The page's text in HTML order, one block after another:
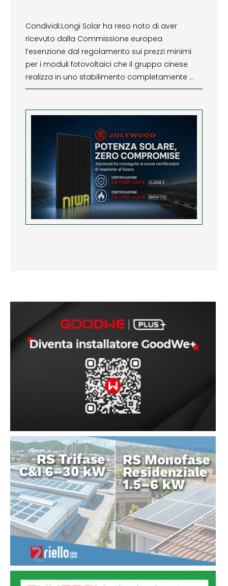
Condividi:Longi Solar ha reso noto di aver
ricevuto dalla Commissione europea
l’esenzione dal regolamento sui prezzi minimi
per i moduli fotovoltaici che il gruppo cinese
realizza in uno stabilimento completamente …